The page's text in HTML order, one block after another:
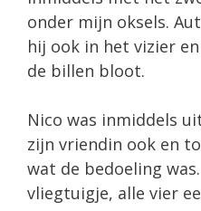
onder mijn oksels.
hij ook in het vizier
de billen bloot.
Nico was inmiddels
zijn vriendin ook en
wat de bedoeling
vliegtuigje, alle vier